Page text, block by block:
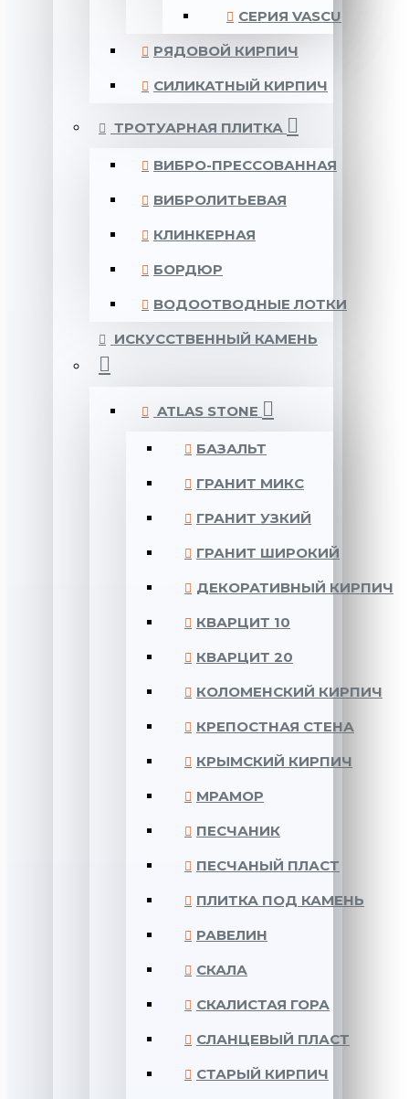
CЕРИЯ VASCU
РЯДОВОЙ КИРПИЧ
СИЛИКАТНЫЙ КИРПИЧ
ТРОТУАРНАЯ ПЛИТКА
ВИБРО-ПРЕССОВАННАЯ
ВИБРОЛИТЬЕВАЯ
КЛИНКЕРНАЯ
БОРДЮР
ВОДООТВОДНЫЕ ЛОТКИ
ИСКУССТВЕННЫЙ КАМЕНЬ
ATLAS STONE
БАЗАЛЬТ
ГРАНИТ МИКС
ГРАНИТ УЗКИЙ
ГРАНИТ ШИРОКИЙ
ДЕКОРАТИВНЫЙ КИРПИЧ
КВАРЦИТ 10
КВАРЦИТ 20
КОЛОМЕНСКИЙ КИРПИЧ
КРЕПОСТНАЯ СТЕНА
КРЫМСКИЙ КИРПИЧ
МРАМОР
ПЕСЧАНИК
ПЕСЧАНЫЙ ПЛАСТ
ПЛИТКА ПОД КАМЕНЬ
РАВЕЛИН
СКАЛА
СКАЛИСТАЯ ГОРА
СЛАНЦЕВЫЙ ПЛАСТ
СТАРЫЙ КИРПИЧ